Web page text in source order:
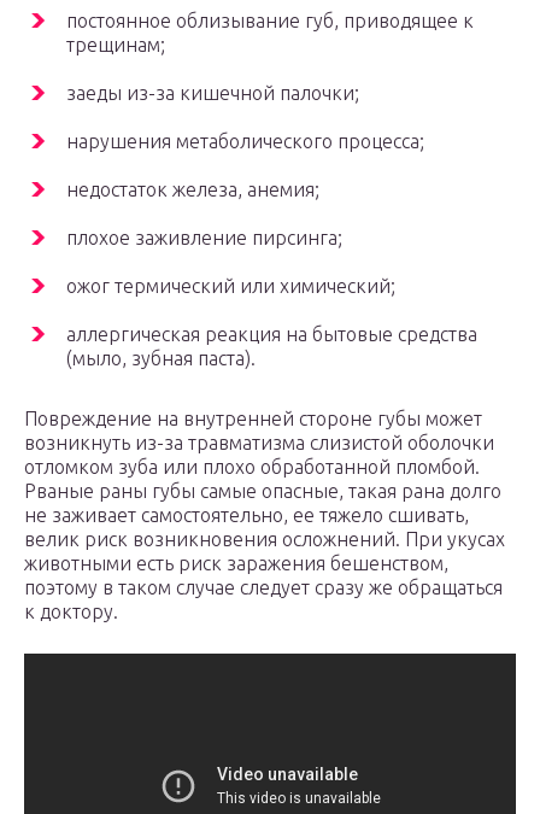
постоянное облизывание губ, приводящее к
трещинам;
заеды из-за кишечной палочки;
нарушения метаболического процесса;
недостаток железа, анемия;
плохое заживление пирсинга;
ожог термический или химический;
аллергическая реакция на бытовые средства
(мыло, зубная паста).
Повреждение на внутренней стороне губы может
возникнуть из-за травматизма слизистой оболочки
отломком зуба или плохо обработанной пломбой.
Рваные раны губы самые опасные, такая рана долго
не заживает самостоятельно, ее тяжело сшивать,
велик риск возникновения осложнений. При укусах
животными есть риск заражения бешенством,
поэтому в таком случае следует сразу же обращаться
к доктору.